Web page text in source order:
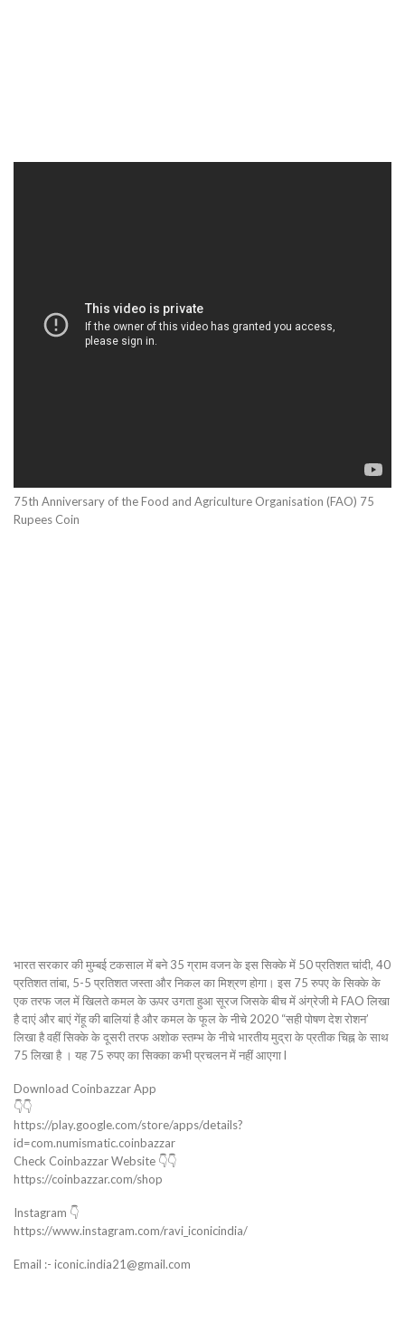
75th Anniversary of the Food and Agriculture Organisation (FAO) 75
Rupees Coin
भारत सरकार की मुम्बई टकसाल में बने 35 ग्राम वजन के इस सिक्के में 50 प्रतिशत चांदी, 40
प्रतिशत तांबा, 5-5 प्रतिशत जस्ता और निकल का मिश्रण होगा। इस 75 रुपए के सिक्के के
एक तरफ जल में खिलते कमल के ऊपर उगता हुआ सूरज जिसके बीच में अंग्रेजी मे FAO लिखा
है दाएं और बाएं गेंहू की बालियां है और कमल के फूल के नीचे 2020 “सही पोषण देश रोशन’
लिखा है वहीं सिक्के के दूसरी तरफ अशोक स्तम्भ के नीचे भारतीय मुद्रा के प्रतीक चिह्न के साथ
75 लिखा है । यह 75 रुपए का सिक्का कभी प्रचलन में नहीं आएगा l
Download Coinbazzar App
👇👇
https://play.google.com/store/apps/details?
id=com.numismatic.coinbazzar
Check Coinbazzar Website 👇👇
https://coinbazzar.com/shop
Instagram 👇
https://www.instagram.com/ravi_iconicindia/
Email :- iconic.india21@gmail.com